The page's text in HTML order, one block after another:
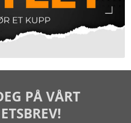
PÅ VÅRT